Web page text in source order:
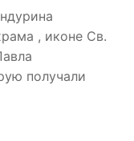
, иконе Св.
получали